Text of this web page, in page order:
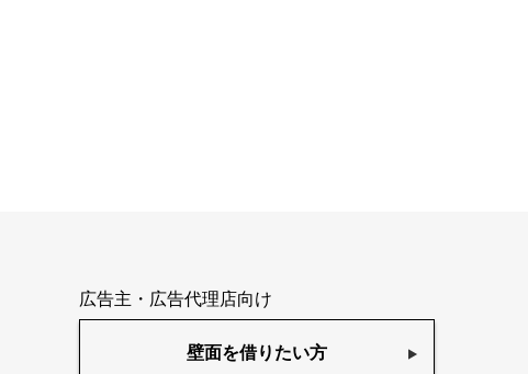
広告主・広告代理店向け
壁面を借りたい方